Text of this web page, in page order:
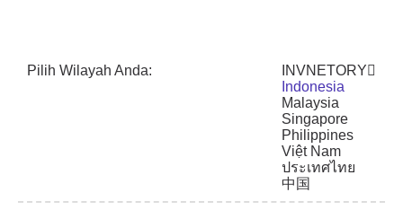
Pilih Wilayah Anda:
INVNETORY
Indonesia
Malaysia
Singapore
Philippines
Việt Nam
ประเทศไทย
中国